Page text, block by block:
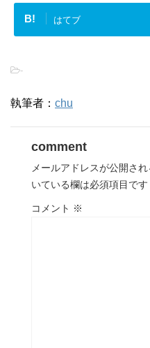
B! はてブ
-
執筆者： chu
comment
メールアドレスが公開さ
いている欄は必須項目です
コメント ※